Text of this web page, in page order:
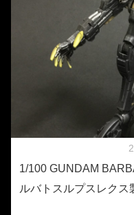
1/100 GUNDAM
ルバトスルプスレクス